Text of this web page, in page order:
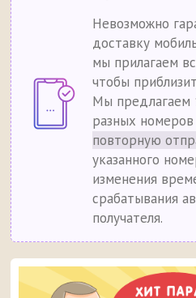
Невозможно
доставку
мы прилагаем
чтобы
Мы предлагаем
разных
повторную
указанного
изменения
срабатывания
получателя.